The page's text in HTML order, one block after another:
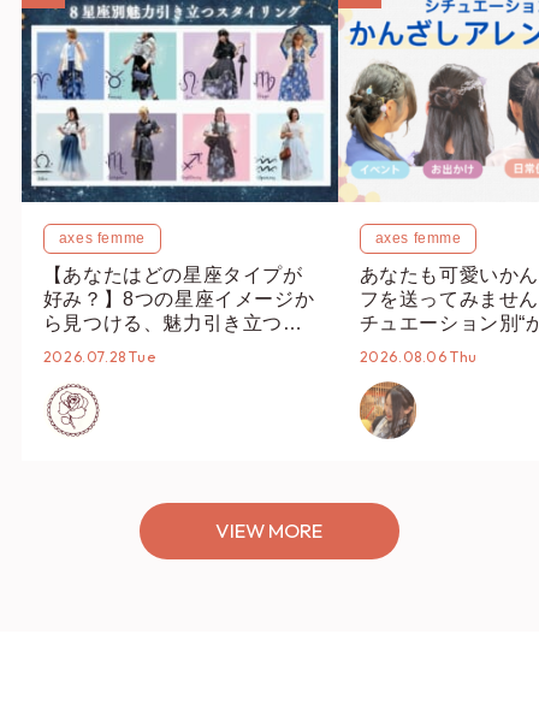
axes femme
【あなたはどの星座タイプが
好み？】8つの星座イメージか
ら見つける、魅力引き立つス
タイリング♡
2026.07.28 Tue
axes femme
あなたも可愛いか
フを送ってみませ
チュエーション別“
オススメ【ショッ
2026.08.06 Thu
VIEW MORE